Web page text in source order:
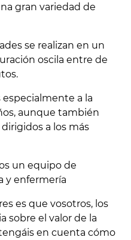
gran variedad de
se realizan en un
oscila entre de
especialmente a la
aunque también
a los más
un equipo de
y enfermería
es que vosotros, los
sobre el valor de la
en cuenta cómo